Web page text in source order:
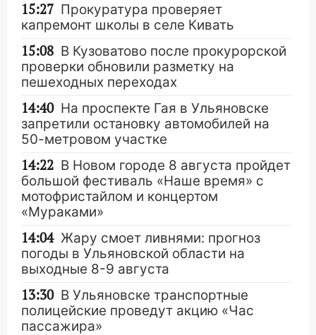
15:27 Прокуратура проверяет
капремонт школы в селе Кивать
15:08 В Кузоватово после прокурорской
проверки обновили разметку на
пешеходных переходах
14:40 На проспекте Гая в Ульяновске
запретили остановку автомобилей на
50-метровом участке
14:22 В Новом городе 8 августа пройдет
большой фестиваль «Наше время» с
мотофристайлом и концертом
«Мураками»
14:04 Жару смоет ливнями: прогноз
погоды в Ульяновской области на
выходные 8-9 августа
13:30 В Ульяновске транспортные
полицейские проведут акцию «Час
пассажира»